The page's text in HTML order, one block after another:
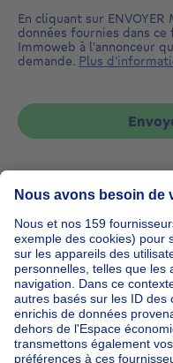
En cliquant sur
données fournies dans
Immoweb à l'annonceur
demande. Plus
Accueil Belgique
Hal-Vilvorde
Acheter